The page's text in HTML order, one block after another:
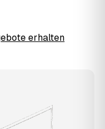
erhalten